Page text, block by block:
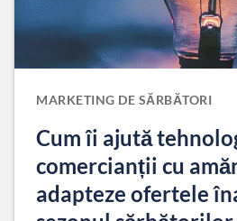
MARKETING DE SĂRBĂTORI
Cum îi ajută
comercianții cu
adapteze ofertele